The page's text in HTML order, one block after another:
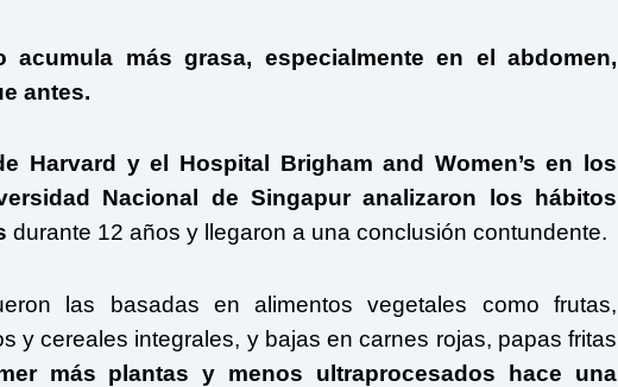
acumula más grasa, especialmente en el abdomen,
antes.
Harvard y el Hospital Brigham and Women’s en los
Nacional de Singapur analizaron los hábitos
durante 12 años y llegaron a una conclusión contundente.
las basadas en alimentos vegetales como frutas,
y cereales integrales, y bajas en carnes rojas, papas fritas
más plantas y menos ultraprocesados hace una